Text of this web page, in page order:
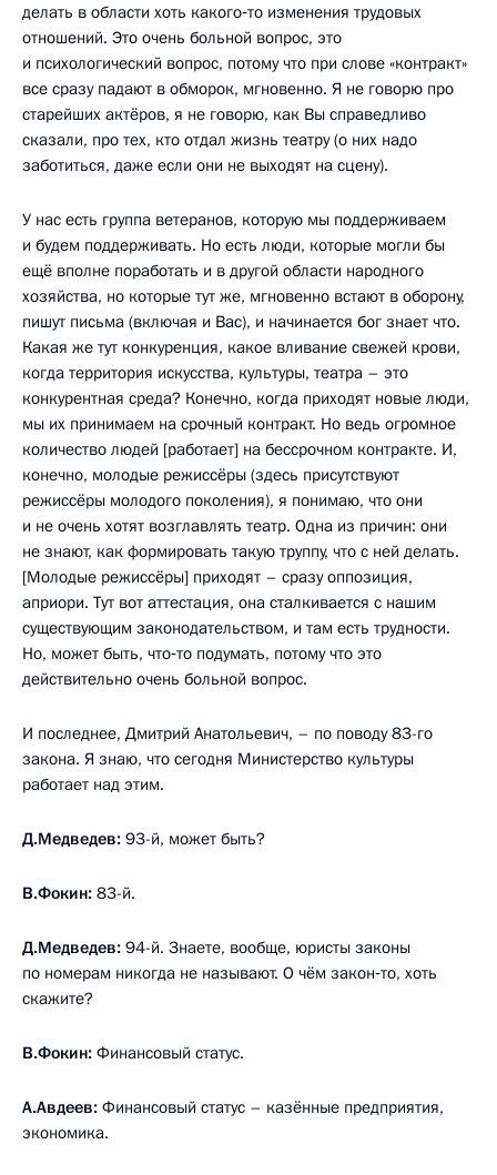
делать в области хоть какого‑то изменения трудовых
отношений. Это очень больной вопрос, это
и психологический вопрос, потому что при слове «контракт»
все сразу падают в обморок, мгновенно. Я не говорю про
старейших актёров, я не говорю, как Вы справедливо
сказали, про тех, кто отдал жизнь театру (о них надо
заботиться, даже если они не выходят на сцену).
У нас есть группа ветеранов, которую мы поддерживаем
и будем поддерживать. Но есть люди, которые могли бы
ещё вполне поработать и в другой области народного
хозяйства, но которые тут же, мгновенно встают в оборону,
пишут письма (включая и Вас), и начинается бог знает что.
Какая же тут конкуренция, какое вливание свежей крови,
когда территория искусства, культуры, театра – это
конкурентная среда? Конечно, когда приходят новые люди,
мы их принимаем на срочный контракт. Но ведь огромное
количество людей [работает] на бессрочном контракте. И,
конечно, молодые режиссёры (здесь присутствуют
режиссёры молодого поколения), я понимаю, что они
и не очень хотят возглавлять театр. Одна из причин: они
не знают, как формировать такую труппу, что с ней делать.
[Молодые режиссёры] приходят – сразу оппозиция,
априори. Тут вот аттестация, она сталкивается с нашим
существующим законодательством, и там есть трудности.
Но, может быть, что‑то подумать, потому что это
действительно очень больной вопрос.
И последнее, Дмитрий Анатольевич, – по поводу 83-го
закона. Я знаю, что сегодня Министерство культуры
работает над этим.
Д.Медведев: 93-й, может быть?
В.Фокин: 83-й.
Д.Медведев: 94-й. Знаете, вообще, юристы законы
по номерам никогда не называют. О чём закон‑то, хоть
скажите?
В.Фокин: Финансовый статус.
А.Авдеев: Финансовый статус – казённые предприятия,
экономика.